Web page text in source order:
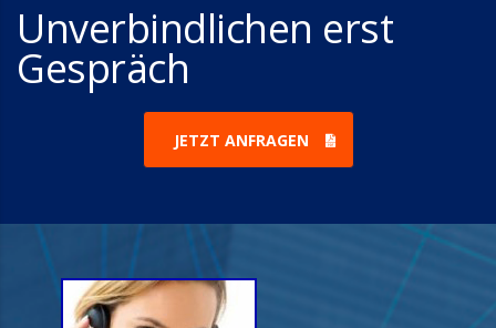
Unverbindlichen erst
Gespräch
JETZT ANFRAGEN